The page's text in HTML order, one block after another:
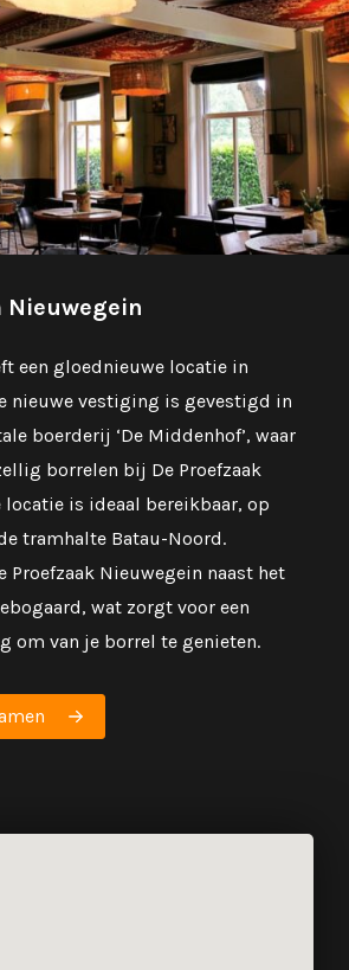
Nieuwegein
een gloednieuwe locatie in
nieuwe vestiging is gevestigd in
boerderij ‘De Middenhof’, waar
borrelen bij De Proefzaak
locatie is ideaal bereikbaar, op
tramhalte Batau-Noord.
Proefzaak Nieuwegein naast het
wat zorgt voor een
om van je borrel te genieten.